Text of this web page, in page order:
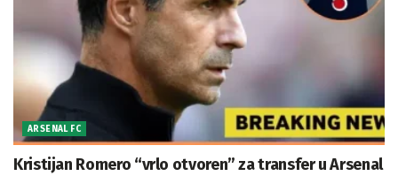
ARSENAL FC
Kristijan Romero “vrlo otvoren” za transfer u Arsenal